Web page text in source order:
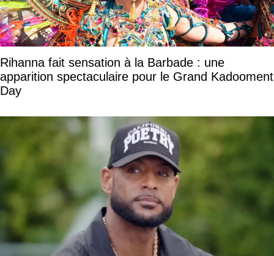
Rihanna fait sensation à la Barbade : une
apparition spectaculaire pour le Grand Kadooment
Day